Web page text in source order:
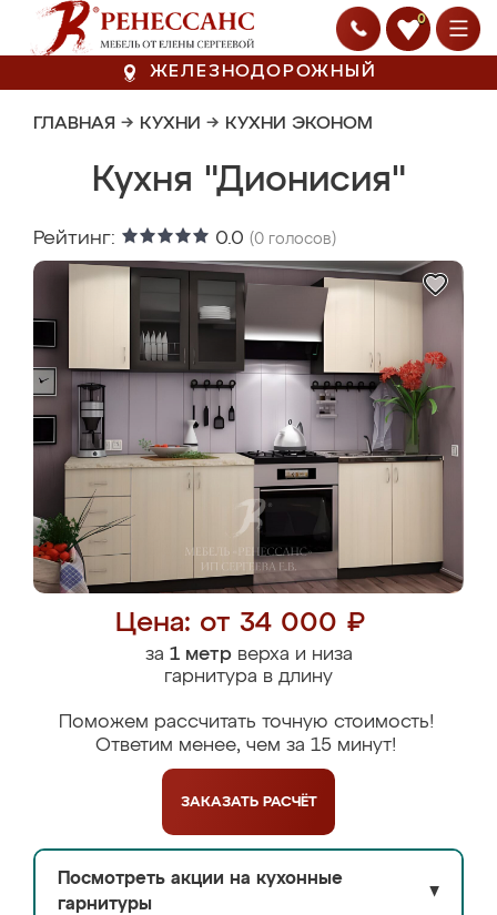
0
ЖЕЛЕЗНОДОРОЖНЫЙ
ГЛАВНАЯ → КУХНИ → КУХНИ ЭКОНОМ
Кухня "Дионисия"
Рейтинг: 0.0 (0 голосов)
Цена: от 34 000 ₽
за 1 метрверха и низа
гарнитура в длину
Поможем рассчитать точную стоимость!
Ответим менее, чем за 15 минут!
ЗАКАЗАТЬ РАСЧЁТ
Посмотреть акции на кухонные
гарнитуры
▼